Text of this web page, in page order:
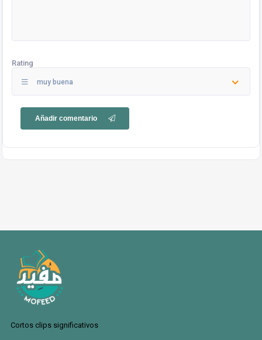
Rating
muy buena
Añadir comentario
Cortos clips significativos